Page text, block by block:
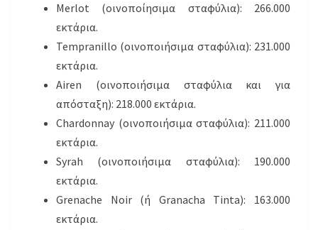
Merlot (οινοποίησιμα σταφύλια): 266.000
εκτάρια.
Tempranillo (οινοποιήσιμα σταφύλια): 231.000
εκτάρια.
Airen (οινοποιήσιμα σταφύλια και για
απόσταξη): 218.000 εκτάρια.
Chardonnay (οινοποιήσιμα σταφύλια): 211.000
εκτάρια.
Syrah (οινοποιήσιμα σταφύλια): 190.000
εκτάρια.
Grenache Noir (ή Granacha Tinta): 163.000
εκτάρια.